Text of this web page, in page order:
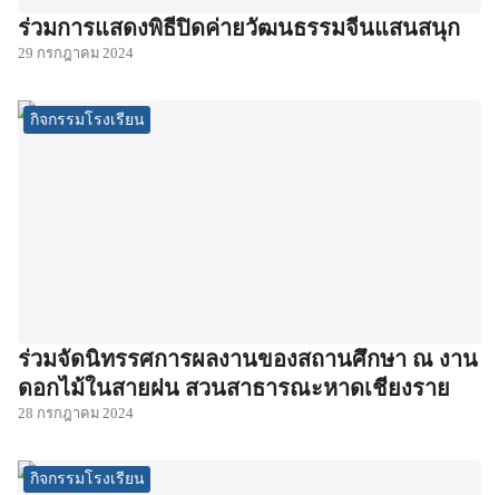
ร่วมการแสดงพิธีปิดค่ายวัฒนธรรมจีนแสนสนุก
29 กรกฎาคม 2024
กิจกรรมโรงเรียน
ร่วมจัดนิทรรศการผลงานของสถานศึกษา ณ งาน
ดอกไม้ในสายฝน สวนสาธารณะหาดเชียงราย
28 กรกฎาคม 2024
กิจกรรมโรงเรียน